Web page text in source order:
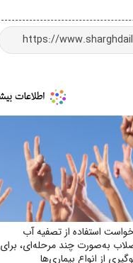
استفاده از تصفیه آب
به‌صورت چند مرحله‌ای، برای
از انواع بیماری‌ها